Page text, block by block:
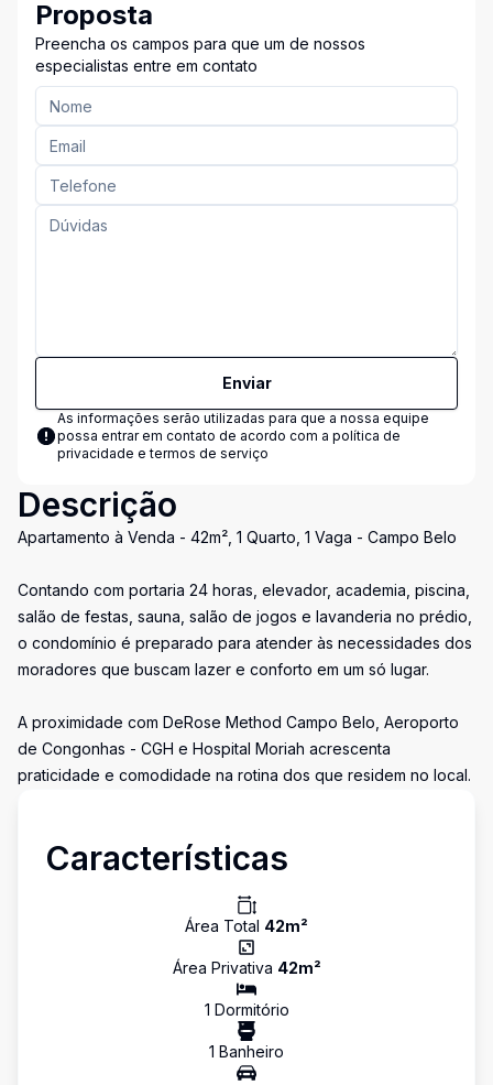
Proposta
Preencha os campos para que um de nossos
especialistas entre em contato
Enviar
As informações serão utilizadas para que a nossa equipe
possa entrar em contato de acordo com a política de
privacidade e termos de serviço
Descrição
Apartamento à Venda - 42m², 1 Quarto, 1 Vaga - Campo Belo
Contando com portaria 24 horas, elevador, academia, piscina,
salão de festas, sauna, salão de jogos e lavanderia no prédio,
o condomínio é preparado para atender às necessidades dos
moradores que buscam lazer e conforto em um só lugar.
A proximidade com DeRose Method Campo Belo, Aeroporto
de Congonhas - CGH e Hospital Moriah acrescenta
praticidade e comodidade na rotina dos que residem no local.
Características
Área Total 42m²
Área Privativa 42m²
1 Dormitório
1 Banheiro